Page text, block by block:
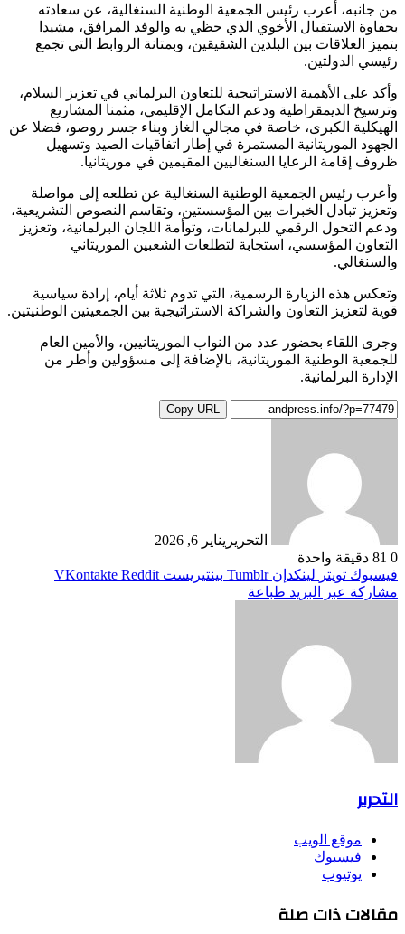
من جانبه، أعرب رئيس الجمعية الوطنية السنغالية، عن سعادته
بحفاوة الاستقبال الأخوي الذي حظي به والوفد المرافق، مشيدا
بتميز العلاقات بين البلدين الشقيقين، وبمتانة الروابط التي تجمع
رئيسي الدولتين.
وأكد على الأهمية الاستراتيجية للتعاون البرلماني في تعزيز السلام،
وترسيخ الديمقراطية ودعم التكامل الإقليمي، مثمنا المشاريع
الهيكلية الكبرى، خاصة في مجالي الغاز وبناء جسر روصو، فضلا عن
الجهود الموريتانية المستمرة في إطار اتفاقيات الصيد وتسهيل
ظروف إقامة الرعايا السنغاليين المقيمين في موريتانيا.
وأعرب رئيس الجمعية الوطنية السنغالية عن تطلعه إلى مواصلة
وتعزيز تبادل الخبرات بين المؤسستين، وتقاسم النصوص التشريعية،
ودعم التحول الرقمي للبرلمانات، وتوأمة اللجان البرلمانية، وتعزيز
التعاون المؤسسي، استجابة لتطلعات الشعبين الموريتاني
والسنغالي.
وتعكس هذه الزيارة الرسمية، التي تدوم ثلاثة أيام، إرادة سياسية
قوية لتعزيز التعاون والشراكة الاستراتيجية بين الجمعيتين الوطنيتين.
وجرى اللقاء بحضور عدد من النواب الموريتانيين، والأمين العام
للجمعية الوطنية الموريتانية، بالإضافة إلى مسؤولين وأطر من
الإدارة البرلمانية.
Copy URL
التحرير يناير 6, 2026
0
دقيقة واحدة
فيسبوك تويتر لينكدإن بينتيريست
مشاركة عبر البريد طباعة
التحرير
موقع الويب
فيسبوك
يوتيوب
مقالات ذات صلة